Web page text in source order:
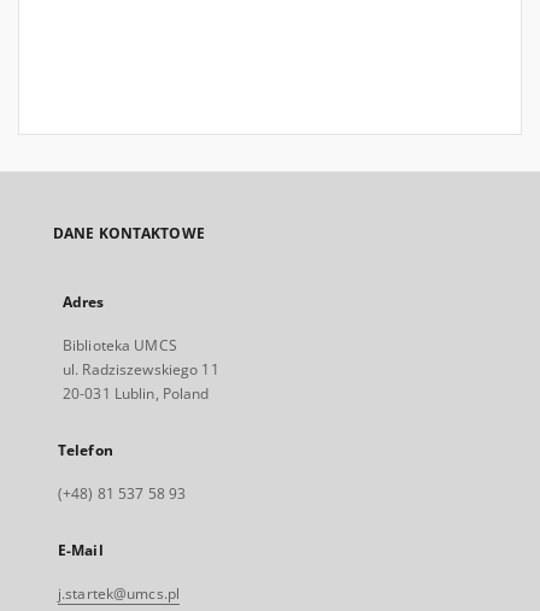
DANE KONTAKTOWE
Adres
Biblioteka UMCS
ul. Radziszewskiego 11
20-031 Lublin, Poland
Telefon
(+48) 81 537 58 93
E-Mail
j.startek@umcs.pl